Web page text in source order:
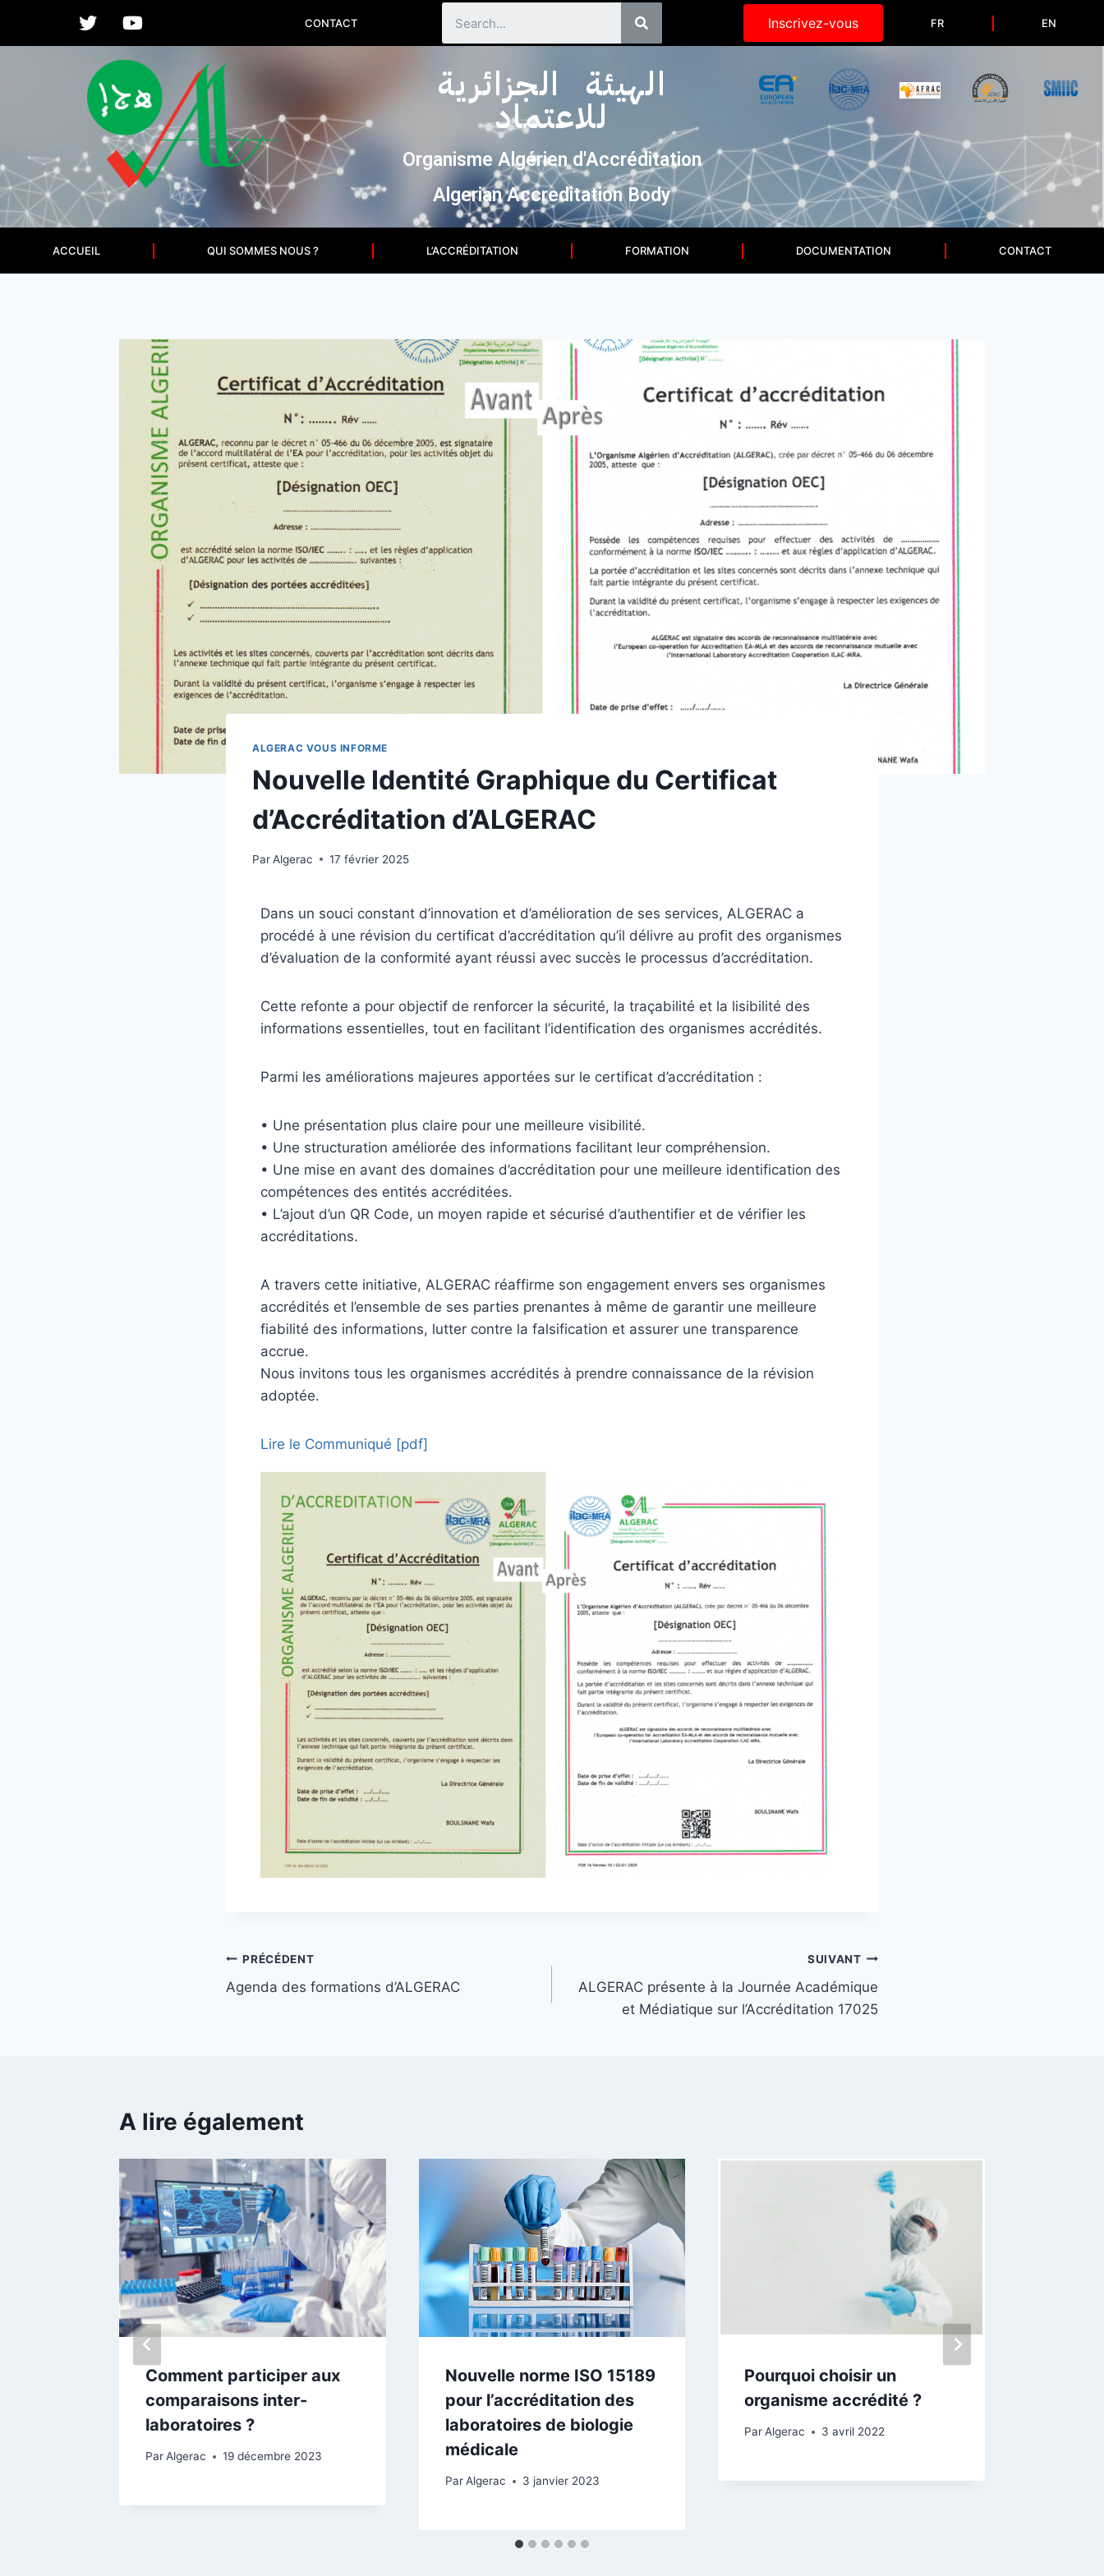
CONTACT Inscrivez-vous FR EN
الهيئة الجزائرية
للاعتماد
Organisme Algérien d'Accréditation
Algerian Accreditation Body
ACCUEIL QUI SOMMES NOUS ? L’ACCRÉDITATION FORMATION DOCUMENTATION CONTACT
ALGERAC VOUS INFORME
Nouvelle Identité Graphique du Certificat
d’Accréditation d’ALGERAC
ParAlgerac 17 février 2025
Dans un souci constant d’innovation et d’amélioration de ses services, ALGERAC a
procédé à une révision du certificat d’accréditation qu’il délivre au profit des organismes
d’évaluation de la conformité ayant réussi avec succès le processus d’accréditation.
Cette refonte a pour objectif de renforcer la sécurité, la traçabilité et la lisibilité des
informations essentielles, tout en facilitant l’identification des organismes accrédités.
Parmi les améliorations majeures apportées sur le certificat d’accréditation :
• Une présentation plus claire pour une meilleure visibilité.
• Une structuration améliorée des informations facilitant leur compréhension.
• Une mise en avant des domaines d’accréditation pour une meilleure identification des
compétences des entités accréditées.
• L’ajout d’un QR Code, un moyen rapide et sécurisé d’authentifier et de vérifier les
accréditations.
A travers cette initiative, ALGERAC réaffirme son engagement envers ses organismes
accrédités et l’ensemble de ses parties prenantes à même de garantir une meilleure
fiabilité des informations, lutter contre la falsification et assurer une transparence
accrue.
Nous invitons tous les organismes accrédités à prendre connaissance de la révision
adoptée.
Lire le Communiqué [pdf]
PRÉCÉDENT
Agenda des formations d’ALGERAC
SUIVANT
ALGERAC présente à la Journée Académique
et Médiatique sur l’Accréditation 17025
A lire également
Comment participer aux
comparaisons inter-
laboratoires ?
Par Algerac 19 décembre 2023
Nouvelle norme ISO 15189
pour l’accréditation des
laboratoires de biologie
médicale
Par Algerac 3 janvier 2023
Pourquoi choisir un
organisme accrédité ?
Par Algerac 3 avril 2022